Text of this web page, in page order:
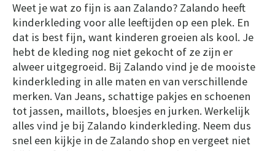
Weet je wat zo fijn is aan Zalando? Zalando heeft
kinderkleding voor alle leeftijden op een plek. En
dat is best fijn, want kinderen groeien als kool. Je
hebt de kleding nog niet gekocht of ze zijn er
alweer uitgegroeid. Bij Zalando vind je de mooiste
kinderkleding in alle maten en van verschillende
merken. Van Jeans, schattige pakjes en schoenen
tot jassen, maillots, bloesjes en jurken. Werkelijk
alles vind je bij Zalando kinderkleding. Neem dus
snel een kijkje in de Zalando shop en vergeet niet